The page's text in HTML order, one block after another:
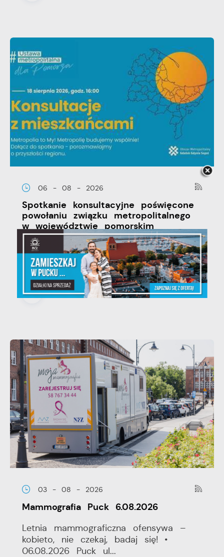
06 - 08 - 2026
Spotkanie konsultacyjne poświęcone
powołaniu związku metropolitalnego
w województwie pomorskim
Szanowni Państwo, serdecznie
zapraszamy na otwarte spotkanie
konsultacyjne, poświęcone powołaniu...
03 - 08 - 2026
Mammografia Puck 6.08.2026
Letnia mammograficzna ofensywa –
kobieto, nie czekaj, badaj się! •
06.08.2026 Puck ul...